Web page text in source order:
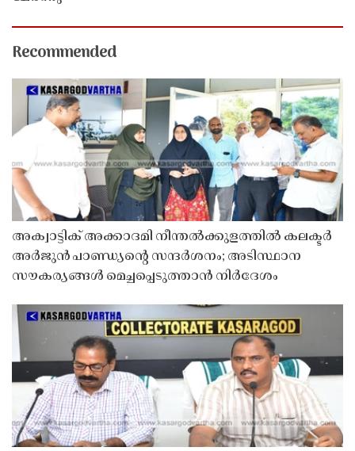
Recommended
അക്വാട്ടിക് അക്കാദമി നീന്തൽക്കുളത്തിൽ കലക്ടർ
അർജുൻ പാണ്ഡ്യൻ്റെ സന്ദർശനം; അടിസ്ഥാന
സൗകര്യങ്ങൾ മെച്ചപ്പെടുത്താൻ നിർദേശം